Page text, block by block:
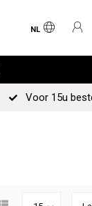
NL
Voor 15u